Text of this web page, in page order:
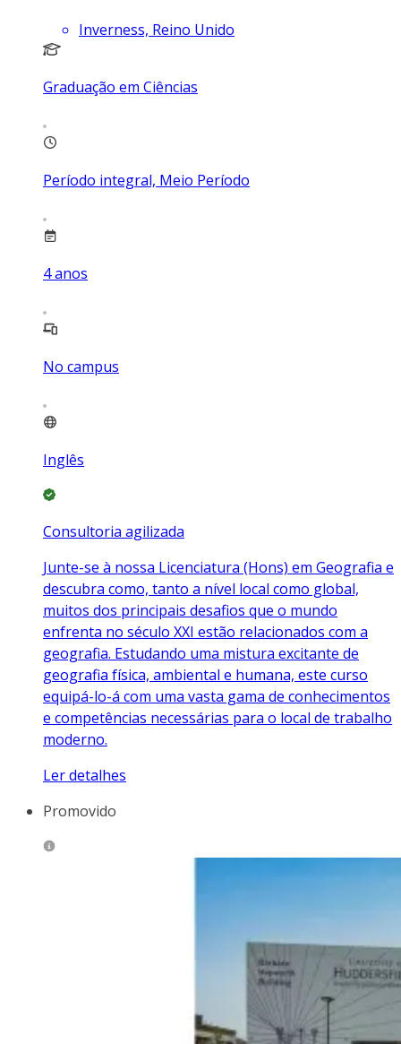
Inverness, Reino Unido
Graduação em Ciências
Período integral, Meio Período
4anos
No campus
Inglês
Consultoria agilizada
Junte-se à nossa Licenciatura (Hons) em Geografia e
descubra como, tanto a nível local como global,
muitos dos principais desafios que o mundo
enfrenta no século XXI estão relacionados com a
geografia. Estudando uma mistura excitante de
geografia física, ambiental e humana, este curso
equipá-lo-á com uma vasta gama de conhecimentos
e competências necessárias para o local de trabalho
moderno.
Ler detalhes
Promovido